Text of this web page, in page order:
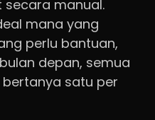
manual.
mana yang
perlu bantuan,
depan, semua
satu per